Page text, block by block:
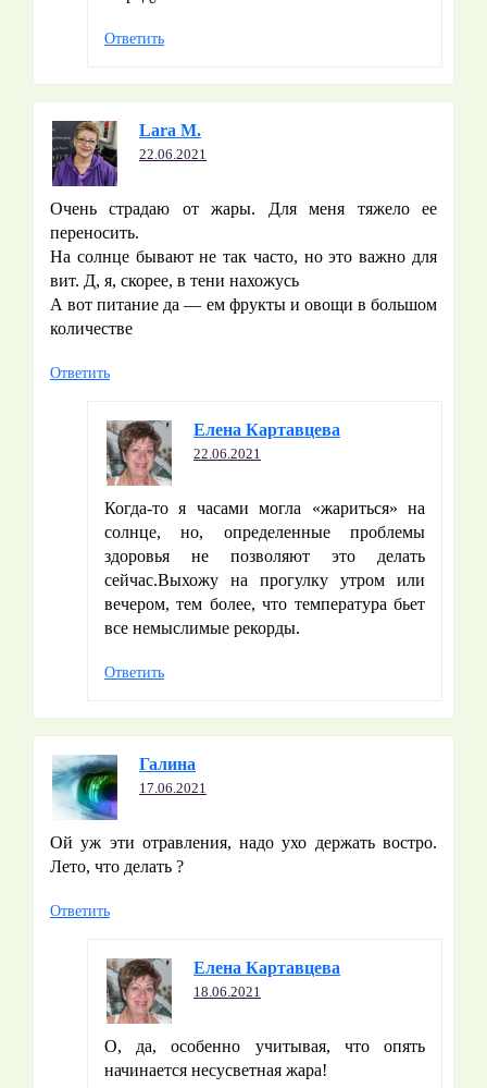
Ответить
Lara M.
22.06.2021
Очень страдаю от жары. Для меня тяжело ее
переносить.
На солнце бывают не так часто, но это важно для
вит. Д, я, скорее, в тени нахожусь
А вот питание да — ем фрукты и овощи в большом
количестве
Ответить
Елена Картавцева
22.06.2021
Когда-то я часами могла «жариться» на
солнце, но, определенные проблемы
здоровья не позволяют это делать
сейчас.Выхожу на прогулку утром или
вечером, тем более, что температура бьет
все немыслимые рекорды.
Ответить
Галина
17.06.2021
Ой уж эти отравления, надо ухо держать востро.
Лето, что делать ?
Ответить
Елена Картавцева
18.06.2021
О, да, особенно учитывая, что опять
начинается несусветная жара!